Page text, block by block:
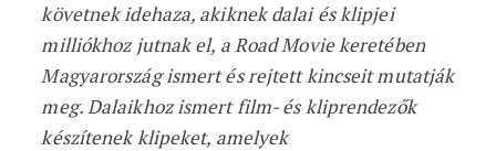
követnek idehaza, akiknek dalai és klipjei
milliókhoz jutnak el, a Road Movie keretében
Magyarország ismert és rejtett kincseit mutatják
meg. Dalaikhoz ismert film- és kliprendezők
készítenek klipeket, amelyek